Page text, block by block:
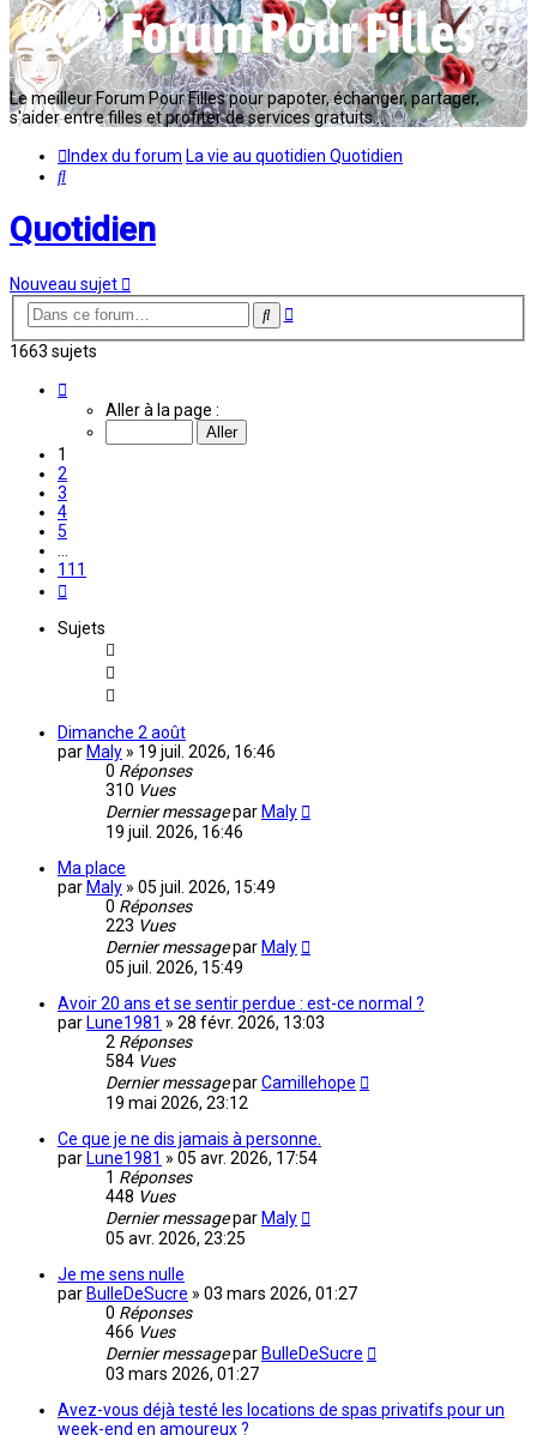
Le meilleur Forum Pour Filles pour papoter, échanger, partager,
s'aider entre filles et profiter de services gratuits...
Index du forum La vie au quotidien Quotidien
Rechercher
Quotidien
Nouveau sujet
Rechercher
Recherche
1663 sujets
Aller à la page :
1
2
3
4
5
111
Sujets
Dimanche 2 août
par Maly » 19 juil. 2026, 16:46
0 Réponses
310 Vues
Dernier messagepar Maly
19 juil. 2026, 16:46
Ma place
par Maly » 05 juil. 2026, 15:49
0 Réponses
223 Vues
Dernier messagepar Maly
05 juil. 2026, 15:49
Avoir 20 ans et se sentir perdue : est-ce normal ?
par Lune1981 » 28 févr. 2026, 13:03
2 Réponses
584 Vues
Dernier messageparCamillehope
19 mai 2026, 23:12
Ce que je ne dis jamais à personne.
par Lune1981 » 05 avr. 2026, 17:54
1 Réponses
448 Vues
Dernier messagepar Maly
05 avr. 2026, 23:25
Je me sens nulle
par BulleDeSucre » 03 mars 2026, 01:27
0 Réponses
466 Vues
Dernier messagepar BulleDeSucre
03 mars 2026, 01:27
Avez-vous déjà testé les locations de spas privatifs pour un
week-end en amoureux ?